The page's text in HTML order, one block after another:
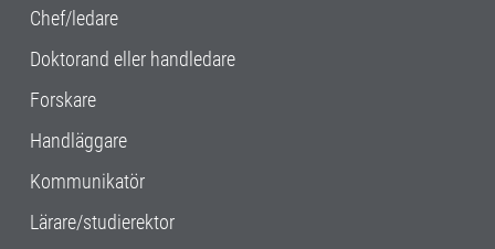
Chef/ledare
Doktorand eller handledare
Forskare
Handläggare
Kommunikatör
Lärare/studierektor